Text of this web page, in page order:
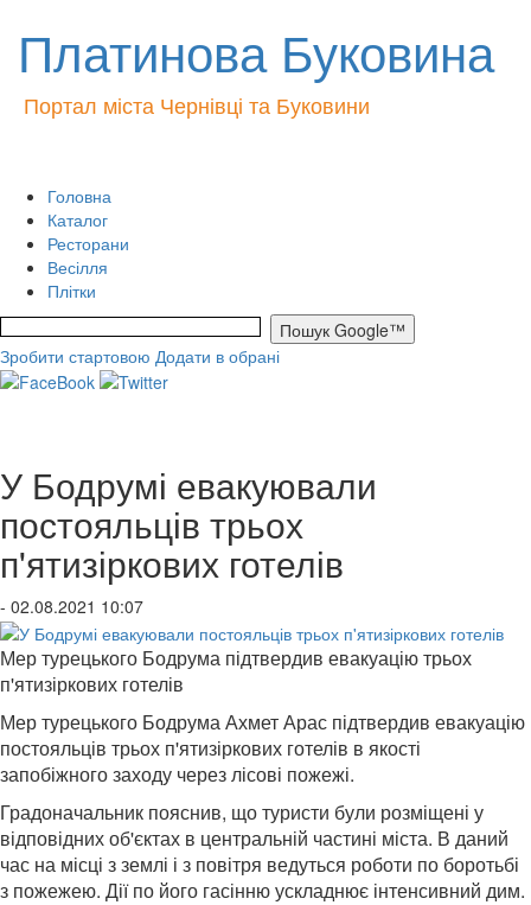
Платинова Буковина
Портал міста Чернівці та Буковини
Головна
Каталог
Ресторани
Весілля
Плітки
Зробити стартовою Додати в обрані
У Бодрумі евакуювали
постояльців трьох
п'ятизіркових готелів
- 02.08.2021 10:07
Мер турецького Бодрума підтвердив евакуацію трьох
п'ятизіркових готелів
Мер турецького Бодрума Ахмет Арас підтвердив евакуацію
постояльців трьох п'ятизіркових готелів в якості
запобіжного заходу через лісові пожежі.
Градоначальник пояснив, що туристи були розміщені у
відповідних об'єктах в центральній частині міста. В даний
час на місці з землі і з повітря ведуться роботи по боротьбі
з пожежею. Дії по його гасінню ускладнює інтенсивний дим.